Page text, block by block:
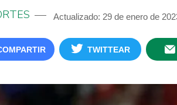
Actualizado: 29 de enero de
TWITTEAR